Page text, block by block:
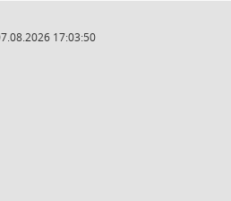
17:03:50